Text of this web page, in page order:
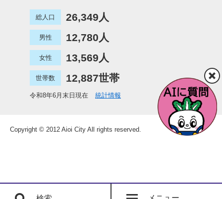
総人口 26,349人
男性 12,780人
女性 13,569人
世帯数 12,887世帯
令和8年6月末日現在 統計情報
Copyright © 2012 Aioi City All rights reserved.